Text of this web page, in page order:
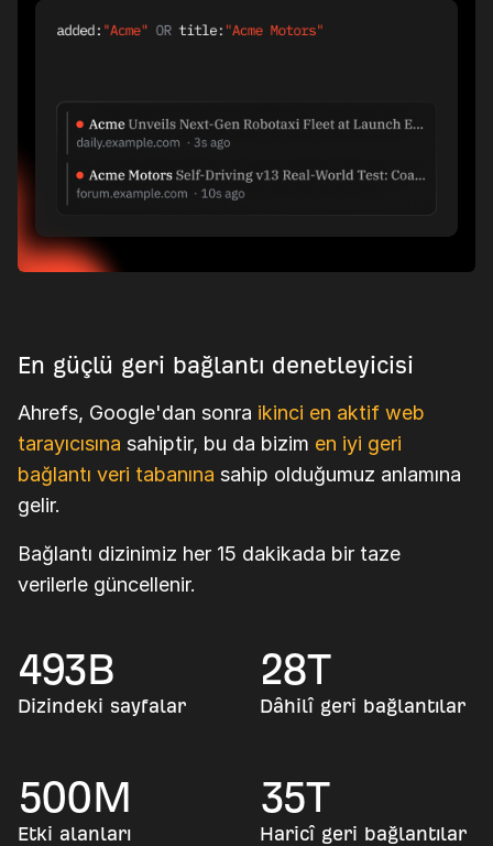
En güçlü geri bağlantı denetleyicisi
Ahrefs, Google'dan sonra ikinci en aktif web
tarayıcısına sahiptir, bu da bizim en iyi geri
bağlantı veri tabanına sahip olduğumuz anlamına
gelir.
Bağlantı dizinimiz her 15 dakikada bir taze
verilerle güncellenir.
493B
Dizindeki sayfalar
28T
Dâhilî geri bağlantılar
500M
Etki alanları
35T
Haricî geri bağlantılar